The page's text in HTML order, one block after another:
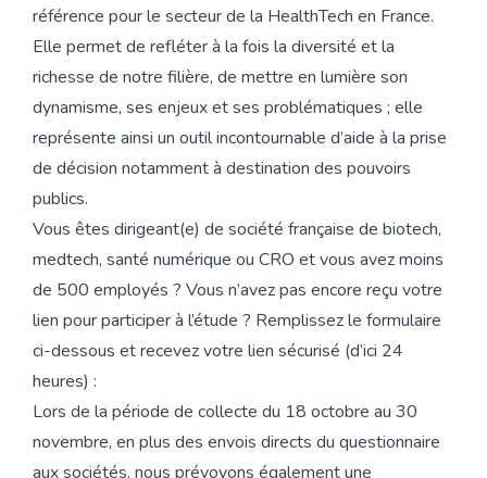
référence pour le secteur de la HealthTech en France.
Elle permet de refléter à la fois la diversité et la
richesse de notre filière, de mettre en lumière son
dynamisme, ses enjeux et ses problématiques ; elle
représente ainsi un outil incontournable d’aide à la prise
de décision notamment à destination des pouvoirs
publics.
Vous êtes dirigeant(e) de société française de biotech,
medtech, santé numérique ou CRO et vous avez moins
de 500 employés ? Vous n’avez pas encore reçu votre
lien pour participer à l’étude ? Remplissez le formulaire
ci-dessous et recevez votre lien sécurisé (d’ici 24
heures) :
Lors de la période de collecte du 18 octobre au 30
novembre, en plus des envois directs du questionnaire
aux sociétés, nous prévoyons également une